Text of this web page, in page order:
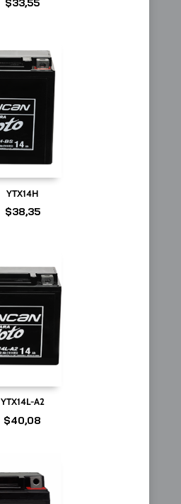
$33,55
YTX14H
$38,35
YTX14L-A2
$40,08